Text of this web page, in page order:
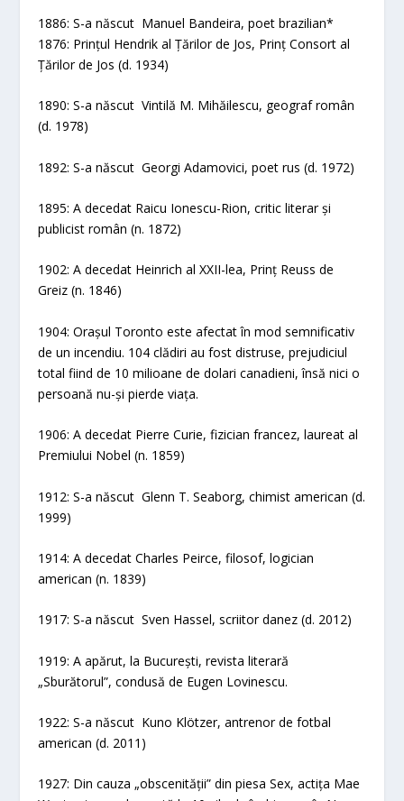
1886: S-a născut Manuel Bandeira, poet brazilian*
1876: Prințul Hendrik al Țărilor de Jos, Prinț Consort al
Țărilor de Jos (d. 1934)
1890: S-a născut Vintilă M. Mihăilescu, geograf român
(d. 1978)
1892: S-a născut Georgi Adamovici, poet rus (d. 1972)
1895: A decedat Raicu Ionescu-Rion, critic literar și
publicist român (n. 1872)
1902: A decedat Heinrich al XXII-lea, Prinț Reuss de
Greiz (n. 1846)
1904: Orașul Toronto este afectat în mod semnificativ
de un incendiu. 104 clădiri au fost distruse, prejudiciul
total fiind de 10 milioane de dolari canadieni, însă nici o
persoană nu-și pierde viața.
1906: A decedat Pierre Curie, fizician francez, laureat al
Premiului Nobel (n. 1859)
1912: S-a născut Glenn T. Seaborg, chimist american (d.
1999)
1914: A decedat Charles Peirce, filosof, logician
american (n. 1839)
1917: S-a născut Sven Hassel, scriitor danez (d. 2012)
1919: A apărut, la București, revista literară
„Sburătorul”, condusă de Eugen Lovinescu.
1922: S-a născut Kuno Klötzer, antrenor de fotbal
american (d. 2011)
1927: Din cauza „obscenității” din piesa Sex, actița Mae